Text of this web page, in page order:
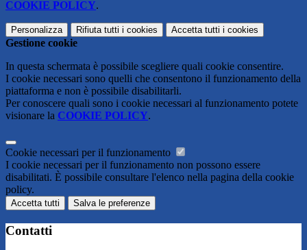
COOKIE POLICY.
Personalizza Rifiuta tutti i cookies Accetta tutti i cookies
Gestione cookie
In questa schermata è possibile scegliere quali cookie consentire.
I cookie necessari sono quelli che consentono il funzionamento della
piattaforma e non è possibile disabilitarli.
Per conoscere quali sono i cookie necessari al funzionamento potete
visionare la COOKIE POLICY.
Cookie necessari per il funzionamento
I cookie necessari per il funzionamento non possono essere
disabilitati. È possibile consultare l'elenco nella pagina della cookie
policy.
Accetta tutti Salva le preferenze
Contatti